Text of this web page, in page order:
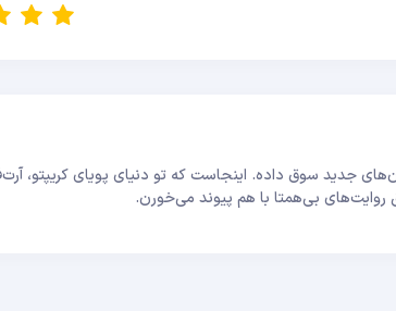
جدید سوق داده. اینجاست که تو دنیای پویای کریپتو،